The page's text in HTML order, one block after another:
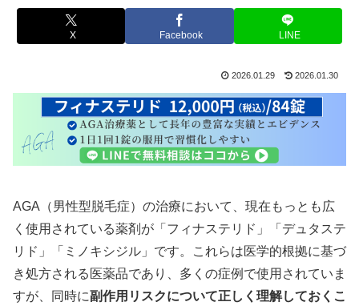
X Facebook LINE
2026.01.29 2026.01.30
AGA（男性型脱毛症）の治療において、現在もっとも広
く使用されている薬剤が「フィナステリド」「デュタステ
リド」「ミノキシジル」です。これらは医学的根拠に基づ
き処方される医薬品であり、多くの症例で使用されていま
すが、同時に副作用リスクについて正しく理解しておくこ